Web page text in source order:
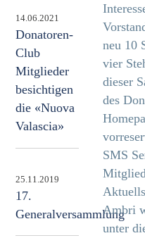
neu 10
vier
dieser
des
SMS
Ambri
unter
14.06.2021
Donatoren-
Club
Mitglieder
besichtigen
die «Nuova
Valascia»
25.11.2019
17.
Generalversammlung